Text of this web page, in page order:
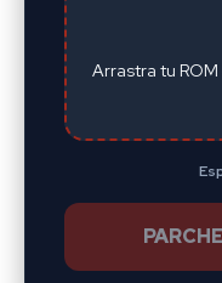
Arrastra tu